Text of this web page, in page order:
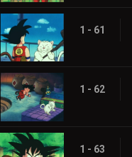
1 - 61
1 - 62
1 - 63